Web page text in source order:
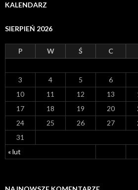
KALENDARZ
SIERPIEŃ 2026
P W Ś C
« lut
3
4 5 6
10
11 12 13
17
18 19 20
24
25 26 27
31